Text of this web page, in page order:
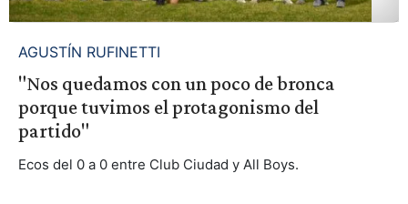
AGUSTÍN RUFINETTI
"Nos quedamos con un poco de bronca
porque tuvimos el protagonismo del
partido"
Ecos del 0 a 0 entre Club Ciudad y All Boys.